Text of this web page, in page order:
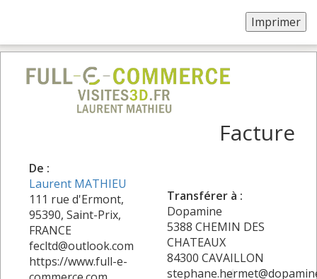
Facture
De :
Laurent MATHIEU
111 rue d'Ermont,
95390, Saint-Prix,
FRANCE
fecltd@outlook.com
https://www.full-e-
Transférer à :
Dopamine
5388 CHEMIN DES
CHATEAUX
84300 CAVAILLON